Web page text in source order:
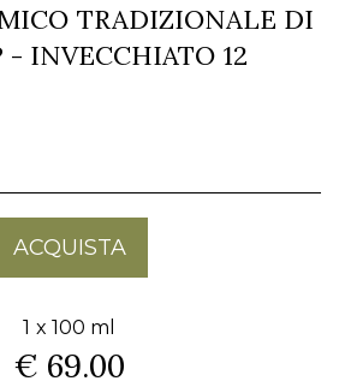
TRADIZIONALE DI
INVECCHIATO 12
ACQUISTA
1 x 100 ml
€ 69.00